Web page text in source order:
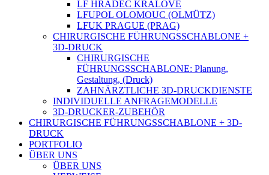
LF HRADEC KRÁLOVÉ
LFUPOL OLOMOUC (OLMÜTZ)
LFUK PRAGUE (PRAG)
CHIRURGISCHE FÜHRUNGSSCHABLONE +
3D-DRUCK
CHIRURGISCHE
FÜHRUNGSSCHABLONE: Planung,
Gestaltung, (Druck)
ZAHNÄRZTLICHE 3D-DRUCKDIENSTE
INDIVIDUELLE ANFRAGEMODELLE
3D-DRUCKER-ZUBEHÖR
CHIRURGISCHE FÜHRUNGSSCHABLONE + 3D-
DRUCK
PORTFOLIO
ÜBER UNS
ÜBER UNS